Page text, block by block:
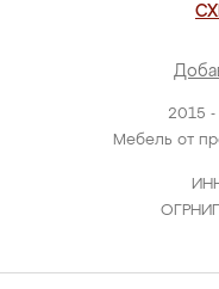
2015
Мебель от